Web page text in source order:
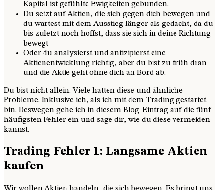
Kapital ist gefühlte Ewigkeiten gebunden.
Du setzt auf Aktien, die sich gegen dich bewegen und
du wartest mit dem Ausstieg länger als gedacht, da du
bis zuletzt noch hoffst, dass sie sich in deine Richtung
bewegt
Oder du analysierst und antizipierst eine
Aktienentwicklung richtig, aber du bist zu früh dran
und die Aktie geht ohne dich an Bord ab.
Du bist nicht allein. Viele hatten diese und ähnliche
Probleme. Inklusive ich, als ich mit dem Trading gestartet
bin. Deswegen gehe ich in diesem Blog-Eintrag auf die fünf
häufigsten Fehler ein und sage dir, wie du diese vermeiden
kannst.
Trading Fehler 1: Langsame Aktien
kaufen
Wir wollen Aktien handeln, die sich bewegen. Es bringt uns